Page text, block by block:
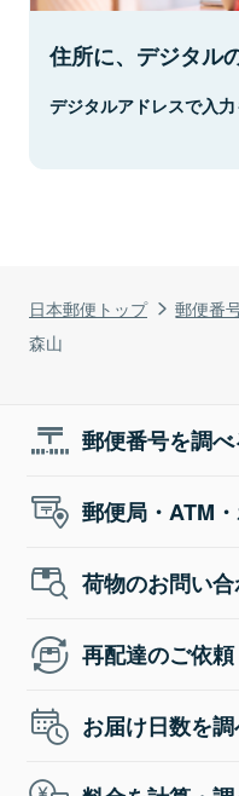
日本郵便トップ 郵便番
森山
住所に、デジタル
デジタルアドレスで入力
郵便番号を調べ
郵便局・ATM
荷物のお問い
再配達のご依頼
お届け日数を